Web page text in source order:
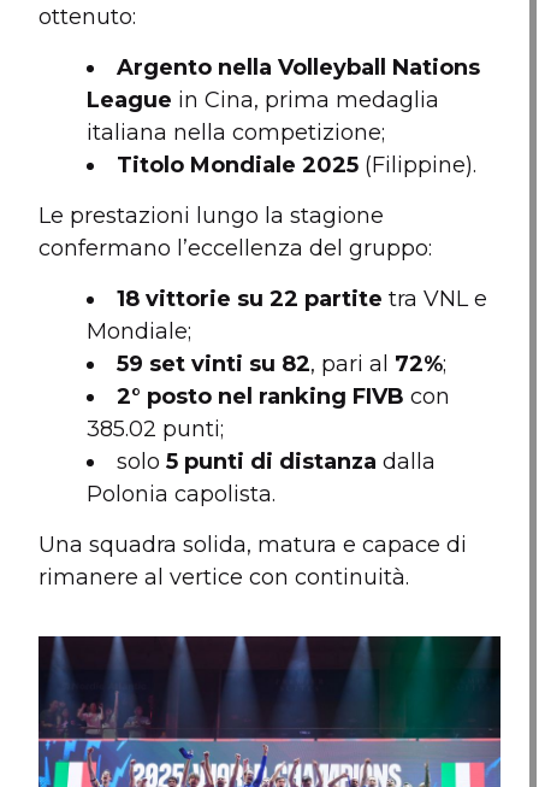
ottenuto:
Argento nella Volleyball Nations
League in Cina, prima medaglia
italiana nella competizione;
Titolo Mondiale 2025 (Filippine).
Le prestazioni lungo la stagione
confermano l’eccellenza del gruppo:
18 vittorie su 22 partite tra VNL e
Mondiale;
59 set vinti su 82, pari al 72%;
2° posto nel ranking FIVB con
385.02 punti;
solo5 punti di distanza dalla
Polonia capolista.
Una squadra solida, matura e capace di
rimanere al vertice con continuità.